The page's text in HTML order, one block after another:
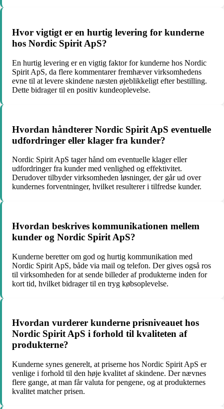
Hvor vigtigt er en hurtig levering for kunderne
hos Nordic Spirit ApS?
En hurtig levering er en vigtig faktor for kunderne hos Nordic
Spirit ApS, da flere kommentarer fremhæver virksomhedens
evne til at levere skindene næsten øjeblikkeligt efter bestilling.
Dette bidrager til en positiv kundeoplevelse.
Hvordan håndterer Nordic Spirit ApS eventuelle
udfordringer eller klager fra kunder?
Nordic Spirit ApS tager hånd om eventuelle klager eller
udfordringer fra kunder med venlighed og effektivitet.
Derudover tilbyder virksomheden løsninger, der går ud over
kundernes forventninger, hvilket resulterer i tilfredse kunder.
Hvordan beskrives kommunikationen mellem
kunder og Nordic Spirit ApS?
Kunderne beretter om god og hurtig kommunikation med
Nordic Spirit ApS, både via mail og telefon. Der gives også ros
til virksomheden for at sende billeder af produkterne inden for
kort tid, hvilket bidrager til en tryg købsoplevelse.
Hvordan vurderer kunderne prisniveauet hos
Nordic Spirit ApS i forhold til kvaliteten af
produkterne?
Kunderne synes generelt, at priserne hos Nordic Spirit ApS er
venlige i forhold til den høje kvalitet af skindene. Der nævnes
flere gange, at man får valuta for pengene, og at produkternes
kvalitet matcher prisen.